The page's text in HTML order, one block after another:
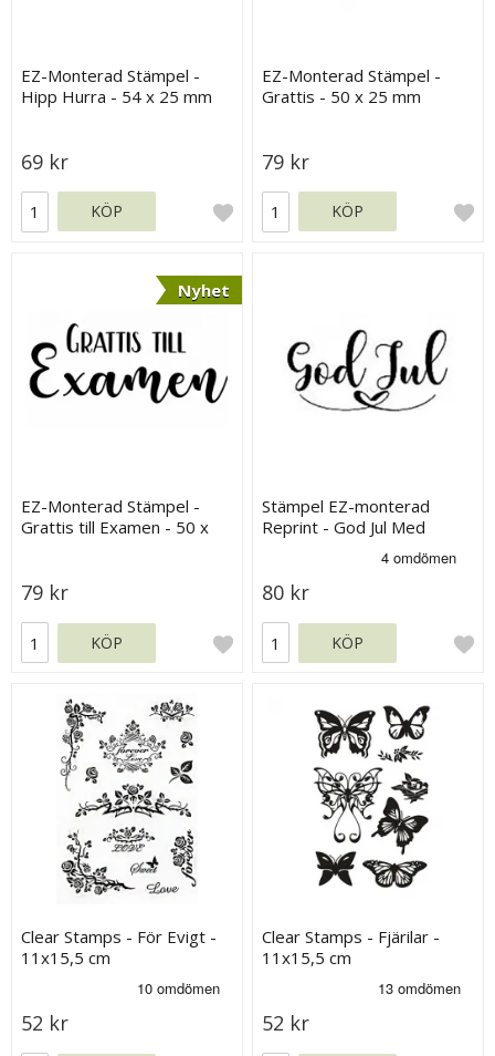
EZ-Monterad Stämpel -
Hipp Hurra - 54 x 25 mm
69 kr
KÖP
EZ-Monterad Stämpel -
Grattis - 50 x 25 mm
79 kr
KÖP
Nyhet
EZ-Monterad Stämpel -
Grattis till Examen - 50 x
79 kr
KÖP
Stämpel EZ-monterad
Reprint - God Jul Med
80 kr
KÖP
Clear Stamps - För Evigt -
11x15,5 cm
52 kr
Clear Stamps - Fjärilar -
11x15,5 cm
52 kr